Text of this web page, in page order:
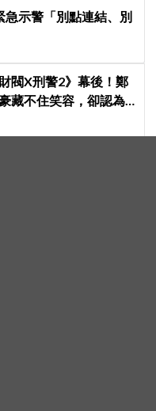
急示警「別點連結、別
閥X刑警2》幕後！鄭
藏不住笑容，卻認為